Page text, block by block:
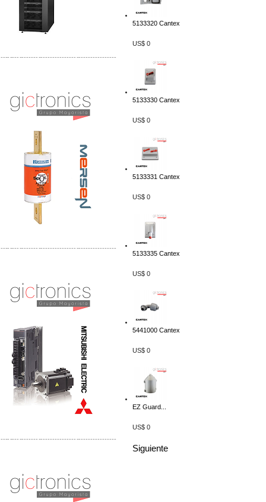
-------------------------------------------------
-------------------------------------------------
-------------------------------------------------
5133320 Cantex
US$ 0
5133330 Cantex
US$ 0
5133331 Cantex
US$ 0
5133335 Cantex
US$ 0
5441000 Cantex
US$ 0
EZ Guard...
US$ 0
Siguiente